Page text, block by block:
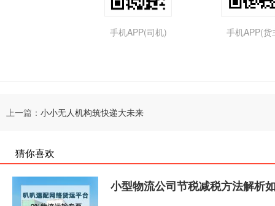
手机APP(司机) 手机APP(货
上一篇： 小小无人机构筑快递大未来
猜你喜欢
小型物流公司节税减税方法解析